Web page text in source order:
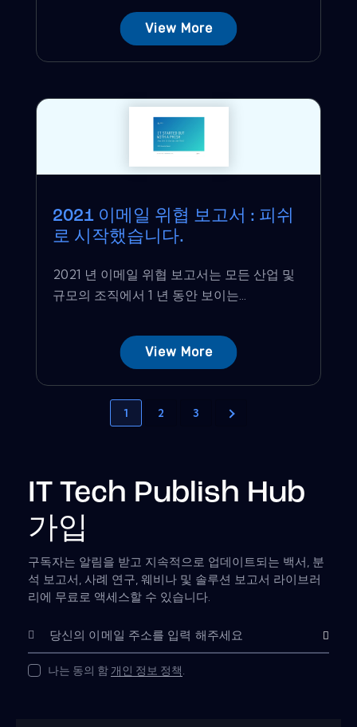
View More
2021 이메일 위협 보고서 : 피쉬
로 시작했습니다.
2021 년 이메일 위협 보고서는 모든 산업 및
규모의 조직에서 1 년 동안 보이는...
View More
1 2 3
IT Tech Publish Hub
가입
구독자는 알림을 받고 지속적으로 업데이트되는 백서, 분
석 보고서, 사례 연구, 웨비나 및 솔루션 보고서 라이브러
리에 무료로 액세스할 수 있습니다.
Subscribe
나는 동의 함 개인 정보 정책.